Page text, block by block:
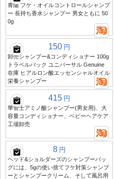
青陽 フケ・オイルコントロールシャンプ
ー 長持ち香水シャンプー 男女ともに 50
0g
150 円
卸売シャンプー&コンディショナー 100g
トラベルパック ユニバーサル Genuine
在庫 ヒアルロン酸エッセンシャルオイル
栄養シャンプー
415 円
華智士アミノ酸シャンプー(男女用)、大
容量コンディショナー、ベビーヘアケア
工場卸売
8 円
ヘッド&ショルダーズのシャンプーバッ
グには、5gの使い捨てフケ対策シャンプ
ーとシャンプークリーム、そして風呂用